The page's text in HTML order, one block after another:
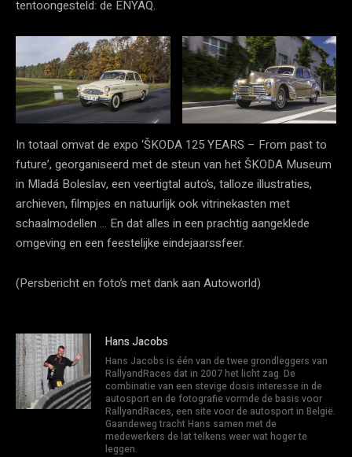
tentoongesteld: de ENYAQ.
In totaal omvat de expo ‘ŠKODA 125 YEARS – From past to
future’, georganiseerd met de steun van het ŠKODA Museum
in Mladá Boleslav, een veertigtal auto’s, talloze illustraties,
archieven, filmpjes en natuurlijk ook vitrinekasten met
schaalmodellen … En dat alles in een prachtig aangeklede
omgeving en een feestelijke eindejaarssfeer.
(Persbericht en foto’s met dank aan Autoworld)
Hans Jacobs
Hans Jacobs is één van de twee grondleggers van
RallyandRaces dat in 2007 het licht zag. De
combinatie van een stevige dosis interesse in de
autosport en de fotografie vormde de basis voor
RallyandRaces, een site voor de autosport in België.
Gaandeweg tracht Hans samen met de
medewerkers de lat telkens weer wat hoger te
leggen.